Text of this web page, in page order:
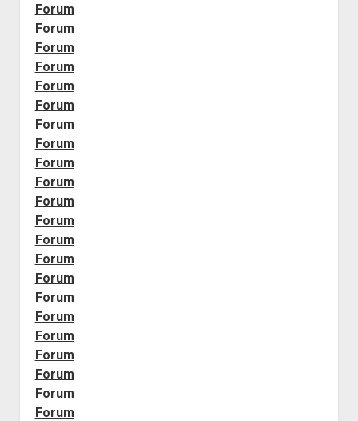
Forum
Forum
Forum
Forum
Forum
Forum
Forum
Forum
Forum
Forum
Forum
Forum
Forum
Forum
Forum
Forum
Forum
Forum
Forum
Forum
Forum
Forum